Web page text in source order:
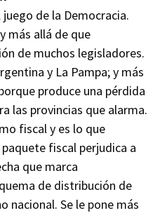
de la Democracia.
más allá de que
de muchos legisladores.
y La Pampa; y más
produce una pérdida
las provincias que alarma.
fiscal y es lo que
fiscal perjudica a
que marca
de distribución de
nacional. Se le pone más